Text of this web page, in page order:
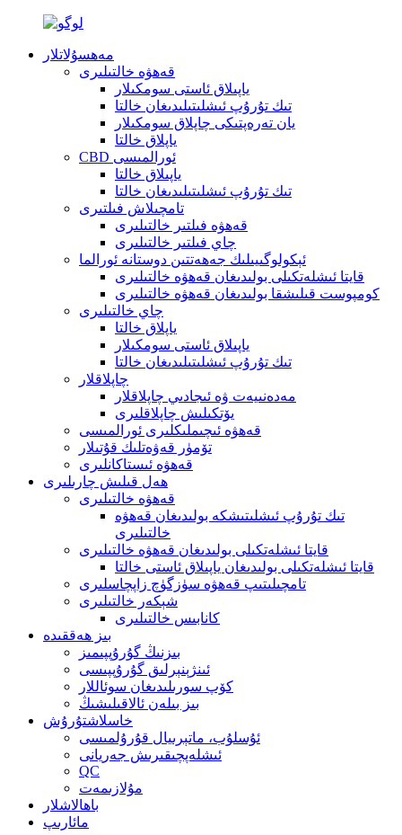
مەھسۇلاتلار
قەھۋە خالتىلىرى
ياپىلاق ئاستى سومكىلار
تىك تۇرۇپ ئىشلىتىلىدىغان خالتا
يان تەرەپتىكى چاپلاق سومكىلار
ياپلاق خالتا
CBD ئورالمىسى
ياپىلاق خالتا
تىك تۇرۇپ ئىشلىتىلىدىغان خالتا
تامچىلاش فىلتىرى
قەھۋە فىلتىر خالتىلىرى
چاي فىلتىر خالتىلىرى
ئېكولوگىيىلىك جەھەتتىن دوستانە ئورالما
قايتا ئىشلەتكىلى بولىدىغان قەھۋە خالتىلىرى
كومپوست قىلىشقا بولىدىغان قەھۋە خالتىلىرى
چاي خالتىلىرى
ياپلاق خالتا
ياپىلاق ئاستى سومكىلار
تىك تۇرۇپ ئىشلىتىلىدىغان خالتا
چاپلاقلار
مەدەنىيەت ۋە ئىجادىي چاپلاقلار
يۆتكىلىش چاپلاقلىرى
قەھۋە ئىچىملىكلىرى ئورالمىسى
تۆمۈر قەۋەتلىك قۇتىلار
قەھۋە ئىستاكانلىرى
ھەل قىلىش چارىلىرى
قەھۋە خالتىلىرى
تىك تۇرۇپ ئىشلىتىشكە بولىدىغان قەھۋە
خالتىلىرى
قايتا ئىشلەتكىلى بولىدىغان قەھۋە خالتىلىرى
قايتا ئىشلەتكىلى بولىدىغان ياپىلاق ئاستى خالتا
تامچىلىتىپ قەھۋە سۈزگۈچ زاپچاسلىرى
شېكەر خالتىلىرى
كانابىس خالتىلىرى
بىز ھەققىدە
بىزنىڭ گۇرۇپپىمىز
ئىنژېنېرلىق گۇرۇپپىسى
كۆپ سورىلىدىغان سوئاللار
بىز بىلەن ئالاقىلىشىڭ
خاسلاشتۇرۇش
ئۇسلۇب، ماتېرىيال قۇرۇلمىسى
ئىشلەپچىقىرىش جەريانى
QC
مۇلازىمەت
باھالاشلار
مائارىپ